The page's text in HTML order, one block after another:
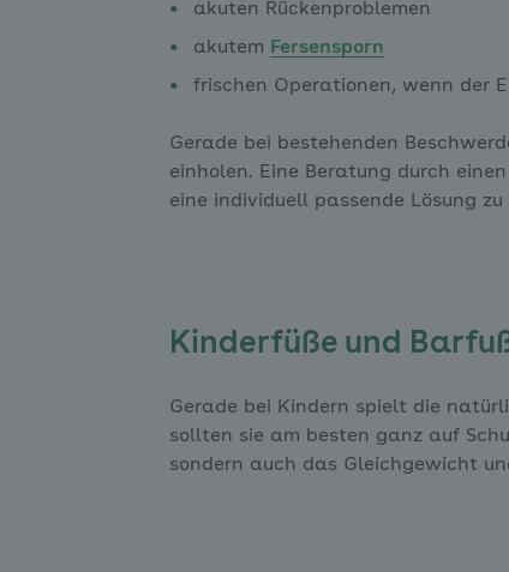
akuten Rückenproblemen
akutem Fersensporn
frischen Operationen, wenn der
Gerade bei bestehenden
einholen. Eine Beratung durch
eine individuell passende Lösung zu
Kinderfüße und
Gerade bei Kindern spielt die
sollten sie am besten ganz auf
sondern auch das Gleichgewicht